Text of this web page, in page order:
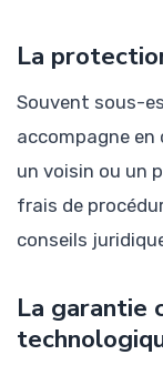
La
Souvent sous-
accompagne
un voisin ou un
frais de
conseils
La garantie